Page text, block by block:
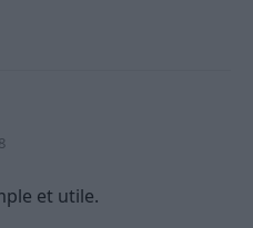
et utile.